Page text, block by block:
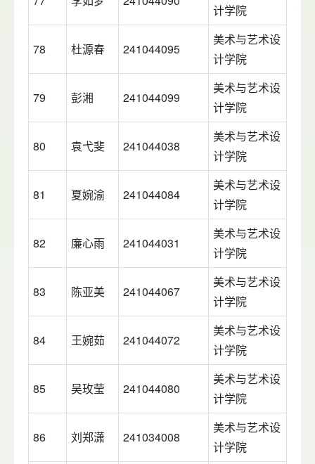
计学院
78 杜源春 241044095
美术与艺术设
计学院
79 彭湘 241044099
美术与艺术设
计学院
80 袁弋斐 241044038
美术与艺术设
计学院
81 夏婉渝 241044084
美术与艺术设
计学院
82 廉心雨 241044031
美术与艺术设
计学院
83 陈亚美 241044067
美术与艺术设
计学院
84 王婉茹 241044072
美术与艺术设
计学院
85 吴玫莹 241044080
美术与艺术设
计学院
86 刘郑潇 241034008
美术与艺术设
计学院